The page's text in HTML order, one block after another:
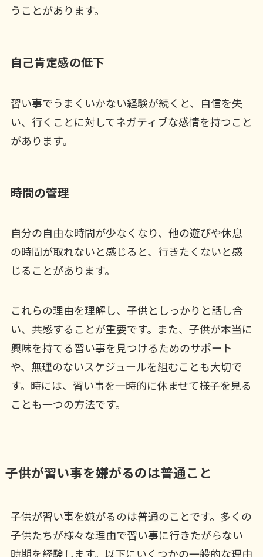
うことがあります。
自己肯定感の低下
習い事でうまくいかない経験が続くと、自信を失
い、行くことに対してネガティブな感情を持つこと
があります。
時間の管理
自分の自由な時間が少なくなり、他の遊びや休息
の時間が取れないと感じると、行きたくないと感
じることがあります。
これらの理由を理解し、子供としっかりと話し合
い、共感することが重要です。また、子供が本当に
興味を持てる習い事を見つけるためのサポート
や、無理のないスケジュールを組むことも大切で
す。時には、習い事を一時的に休ませて様子を見る
ことも一つの方法です。
子供が習い事を嫌がるのは普通こと
子供が習い事を嫌がるのは普通のことです。多くの
子供たちが様々な理由で習い事に行きたがらない
時期を経験します。以下にいくつかの一般的な理由